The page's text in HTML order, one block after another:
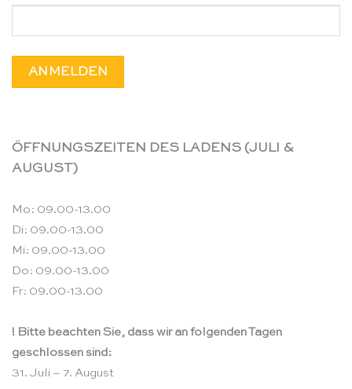
ÖFFNUNGSZEITEN DES LADENS (JULI &
AUGUST)
Mo: 09.00-13.00
Di: 09.00-13.00
Mi: 09.00-13.00
Do: 09.00-13.00
Fr: 09.00-13.00
! Bitte beachten Sie, dass wir an folgenden Tagen
geschlossen sind:
31. Juli – 7. August